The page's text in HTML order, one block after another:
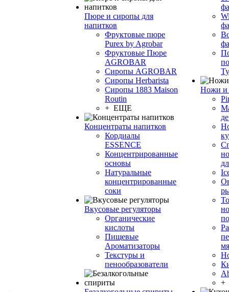
Пюре и сиропы для
напитков
Фруктовые пюре
Purex by Agrobar
Фруктовые Пюре
AGROBAR
Сиропы AGROBAR
Сиропы Herbarista
Сиропы 1883 Maison
Routin
+ ЕЩЕ
Концентраты напитков
Кордиалы
ESSENCE
Концентрированные
основы
Натуральные
концентрированные
соки
Вкусовые регуляторы
Органические
кислоты
Пищевые
Ароматизаторы
Текстуры и
пенообразователи
Ножи и
+